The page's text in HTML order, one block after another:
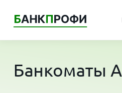
Банкоматы